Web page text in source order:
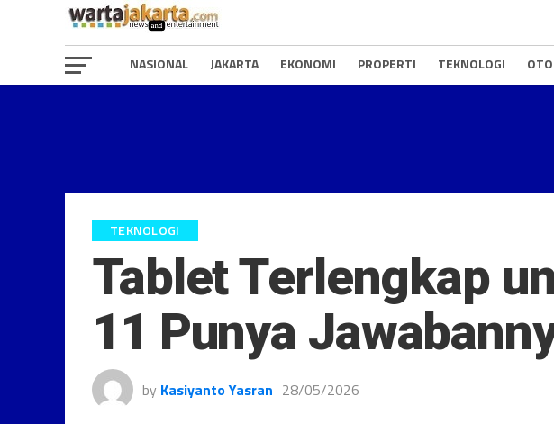
NASIONAL JAKARTA EKONOMI PROPERTI TEKNOLOGI
TEKNOLOGI
Tablet Terlengkap
11 Punya
by Kasiyanto Yasran 28/05/2026